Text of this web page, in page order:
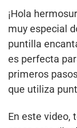
¡Hola
muy especial
puntilla
es perfecta
primeros
que utiliza
En este video,